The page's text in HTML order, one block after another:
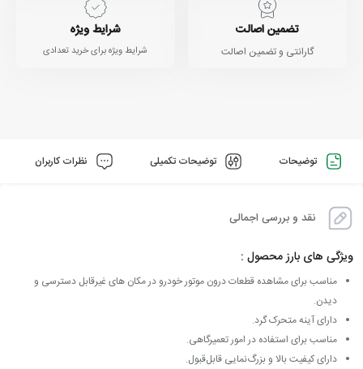
تضمین اصالت
گارانتی و تضمین اصالت
شرایط ویژه
شرایط ویژه برای خرید تعدادی
توضیحات توضیحات تکمیلی نظرات کاربران
نقد و بررسی اجمالی
ویژگی های بارز محصول :
مناسب برای مشاهده قطعات درون موتور خودرو در مکان های غیرقابل دسترسی و
دیدن.
دارای آینه متحرک گرد.
مناسب برای استفاده در امور تعمیرگاهی.
دارای کیفیت بالا و بزرگ‌نمایی قابل‌قبول.